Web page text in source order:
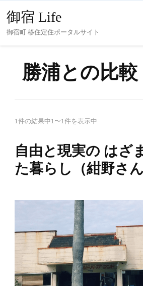
御宿 Life
御宿町 移住定住ポータルサイト
勝浦との比較
1件の結果中1〜1件を表示中
自由と現実の はざ
た暮らし（紺野さん